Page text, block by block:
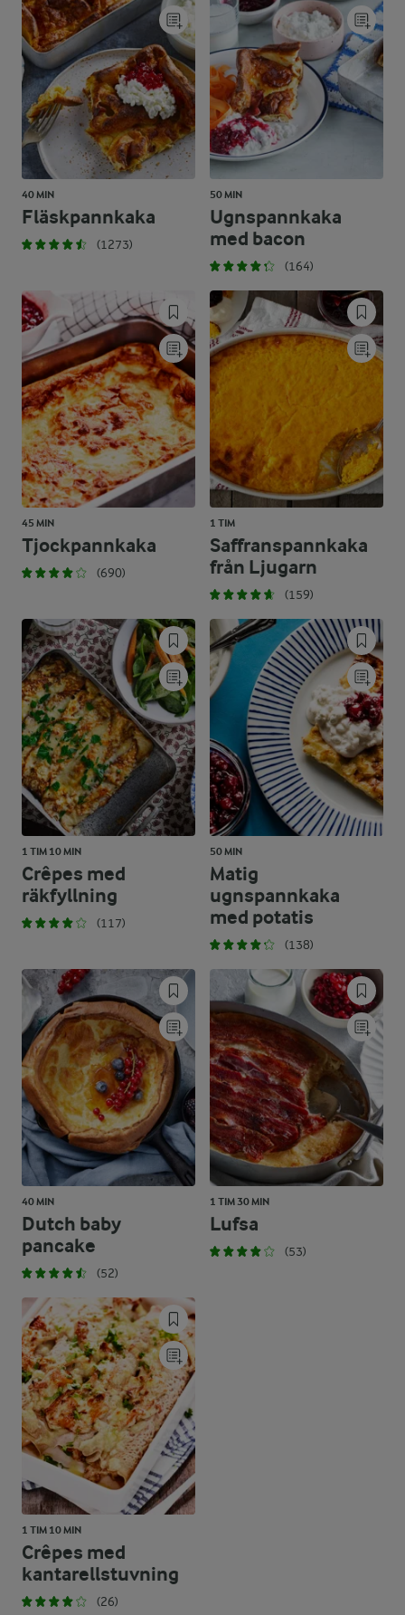
40 MIN
Fläskpannkaka
(1273)
50 MIN
Ugnspannkaka
med bacon
(164)
45 MIN
Tjockpannkaka
(690)
1 TIM
Saffranspannkaka
från Ljugarn
(159)
1 TIM 10 MIN
Crêpes med
räkfyllning
(117)
50 MIN
Matig
ugnspannkaka
med potatis
(138)
40 MIN
Dutch baby
pancake
(52)
1 TIM 30 MIN
Lufsa
(53)
1 TIM 10 MIN
Crêpes med
kantarellstuvning
(26)